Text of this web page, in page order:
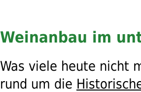
Weinanbau im
Was viele heute nicht
rund um die